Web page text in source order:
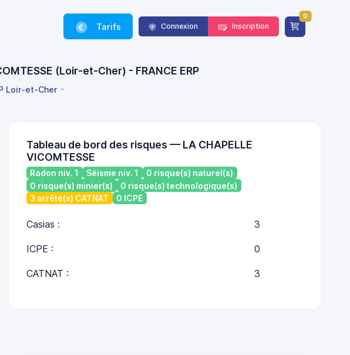
Tarifs Connexion Inscription
0
(Loir-et-Cher) - FRANCE ERP
Loir-et-Cher
Tableau de bord des risques — LA CHAPELLE
VICOMTESSE
Radon niv. 1 Séisme niv. 1
0 risque(s) naturel(s)
0 risque(s) minier(s)
0 risque(s) technologique(s)
3 arrêté(s) CATNAT
0 ICPE
Casias : 3
ICPE : 0
CATNAT : 3